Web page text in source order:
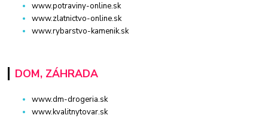
www.potraviny-online.sk
www.zlatnictvo-online.sk
www.rybarstvo-kamenik.sk
DOM, ZÁHRADA
www.dm-drogeria.sk
www.kvalitnytovar.sk